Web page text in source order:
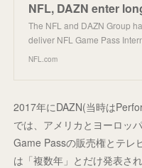
The NFL and DAZN Group
deliver NFL Game Pass
NFL.com
2017年にDAZN(当時は
では、アメリカとヨーロッ
Game Passの販売権とテレ
は「複数年」とだけ発表さ